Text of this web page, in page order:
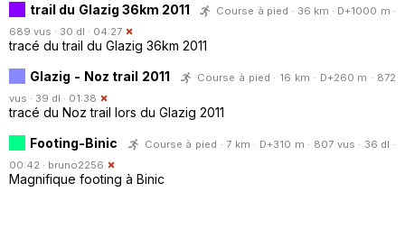
trail du Glazig 36km 2011
Course à pied · 36 km · D+1000 m ·
689 vus · 30 dl · 04:27
tracé du trail du Glazig 36km 2011
Glazig - Noz trail 2011
Course à pied · 16 km · D+260 m · 872
vus · 39 dl · 01:38
tracé du Noz trail lors du Glazig 2011
Footing-Binic
Course à pied · 7 km · D+310 m · 807 vus · 36 dl ·
00:42 · bruno2256
Magnifique footing à Binic